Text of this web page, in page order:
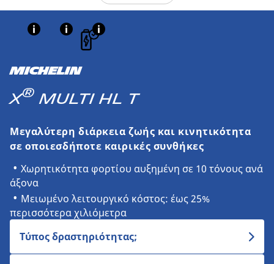
MICHELIN
X® MULTI HL T
Μεγαλύτερη διάρκεια ζωής και κινητικότητα
σε οποιεσδήποτε καιρικές συνθήκες
Χωρητικότητα φορτίου αυξημένη σε 10 τόνους ανά
άξονα
Μειωμένο λειτουργικό κόστος: έως 25%
περισσότερα χιλιόμετρα
Τύπος δραστηριότητας;